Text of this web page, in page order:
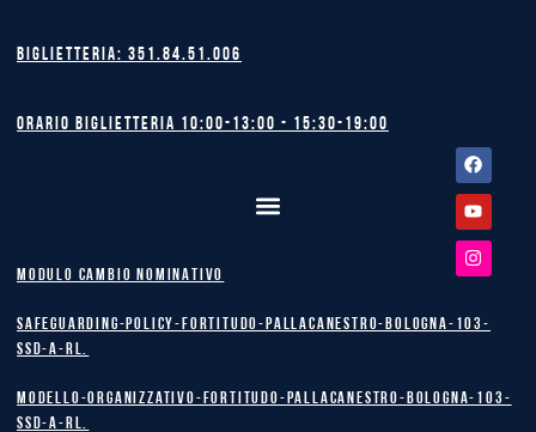
Facebook
Youtube
Instagram
Biglietteria: 351.84.51.006
Orario biglietteria 10:00-13:00 - 15:30-19:00
MODULO CAMBIO NOMINATIVO
safeguarding-policy-Fortitudo-Pallacanestro-Bologna-103-
SSD-A-RL.
Modello-Organizzativo-Fortitudo-Pallacanestro-Bologna-103-
SSD-A-RL.